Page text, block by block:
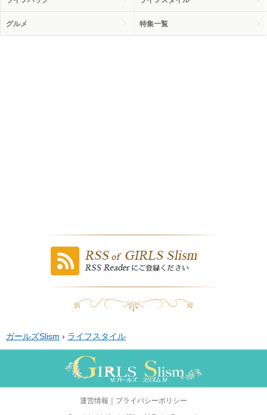
グルメ 特集一覧
ガールズSlism › ライフスタイル
運営情報 プライバシーポリシー